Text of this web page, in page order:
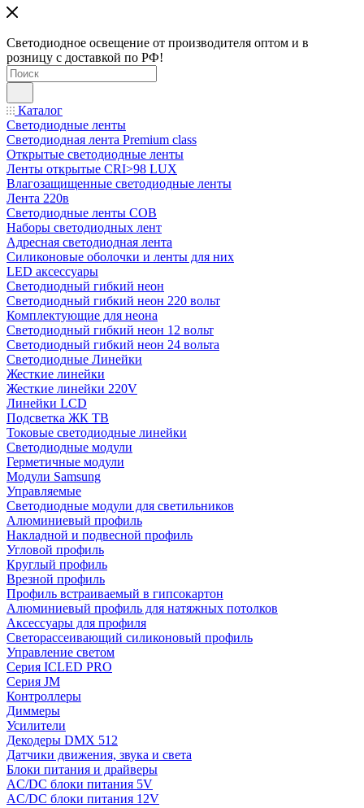
Светодиодное освещение от производителя оптом и в
розницу с доставкой по РФ!
Каталог
Светодиодные ленты
Светодиодная лента Premium class
Открытые светодиодные ленты
Ленты открытые CRI>98 LUX
Влагозащищенные светодиодные ленты
Лента 220в
Светодиодные ленты COB
Наборы светодиодных лент
Адресная светодиодная лента
Силиконовые оболочки и ленты для них
LED аксессуары
Светодиодный гибкий неон
Светодиодный гибкий неон 220 вольт
Комплектующие для неона
Светодиодный гибкий неон 12 вольт
Светодиодный гибкий неон 24 вольта
Светодиодные Линейки
Жесткие линейки
Жесткие линейки 220V
Линейки LCD
Подсветка ЖК ТВ
Токовые светодиодные линейки
Светодиодные модули
Герметичные модули
Модули Samsung
Управляемые
Светодиодные модули для светильников
Алюминиевый профиль
Накладной и подвесной профиль
Угловой профиль
Круглый профиль
Врезной профиль
Профиль встраиваемый в гипсокартон
Алюминиевый профиль для натяжных потолков
Аксессуары для профиля
Светорассеивающий силиконовый профиль
Управление светом
Серия ICLED PRO
Серия JM
Контроллеры
Диммеры
Усилители
Декодеры DMX 512
Датчики движения, звука и света
Блоки питания и драйверы
AC/DC блоки питания 5V
AC/DC блоки питания 12V